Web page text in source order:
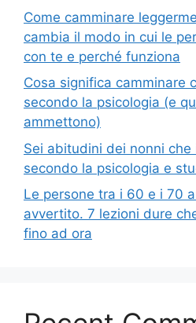
Come camminare
cambia il modo in cui le
con te e perché funziona
Cosa significa camminare
secondo la psicologia (e
ammettono)
Sei abitudini dei nonni
secondo la psicologia e
Le persone tra i 60 e i 70
avvertito. 7 lezioni dure
fino ad ora